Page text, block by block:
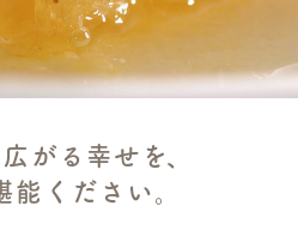
がる幸せを、
能ください。